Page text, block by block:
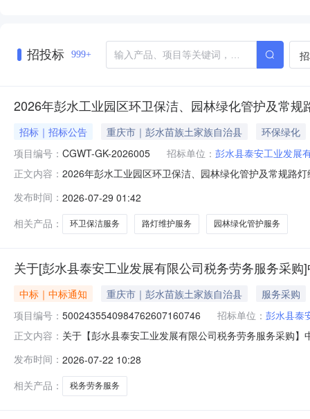
招投标 999+
2026年彭水工业园区环卫保洁、园林绿化管护及常规
招标｜招标公告 重庆市｜彭水苗族土家族自治县
环保绿化
项目编号： CGWT-GK-2026005 招标单位： 彭水县泰安工业发展
正文内容： 2026年彭水工业园区环卫保洁、园林绿化管护及常规路
2%（万元）中标人数量（名）采购标的对应的中小企业
行业二、资金来源企业自有
发布时间： 2026-07-29 01:42
相关产品：
环卫保洁服务 路灯维护服务 园林绿化管护服务
关于[彭水县泰安工业发展有限公司税务劳务服务采购
中标｜中标通知 重庆市｜彭水苗族土家族自治县
服务采购
项目编号： 5002435540984762607160746 招标单位： 彭水县泰
正文内容： 关于【彭水县泰安工业发展有限公司税务劳务服务采购
项目采购否所需服务类型商务服务服务金额￥60000.0元
用根据
发布时间： 2026-07-22 10:28
相关产品：
税务劳务服务